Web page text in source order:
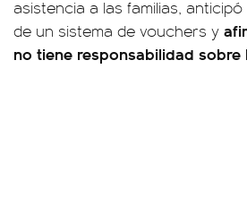
asistencia a las familias,
de un sistema de vouchers y
no tiene responsabilidad sobre